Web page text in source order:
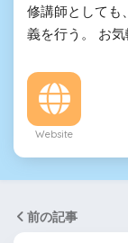
修講師としても
義を行う。 お気
Website
前の記事